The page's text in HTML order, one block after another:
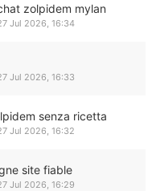
zolpidem mylan
Jul 2026, 16:34
Jul 2026, 16:33
senza ricetta
Jul 2026, 16:32
site fiable
Jul 2026, 16:29